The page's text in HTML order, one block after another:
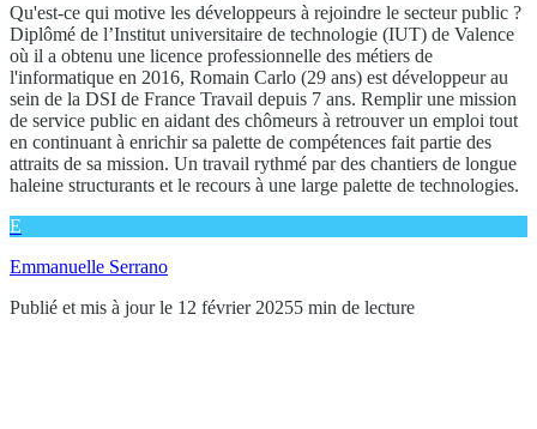
Qu'est-ce qui motive les développeurs à rejoindre le secteur public ?
Diplômé de l’Institut universitaire de technologie (IUT) de Valence
où il a obtenu une licence professionnelle des métiers de
l'informatique en 2016, Romain Carlo (29 ans) est développeur au
sein de la DSI de France Travail depuis 7 ans. Remplir une mission
de service public en aidant des chômeurs à retrouver un emploi tout
en continuant à enrichir sa palette de compétences fait partie des
attraits de sa mission. Un travail rythmé par des chantiers de longue
haleine structurants et le recours à une large palette de technologies.
E
Emmanuelle Serrano
Publié et mis à jour le 12 février 20255 min de lecture